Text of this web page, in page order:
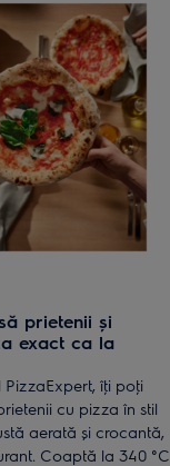
prietenii și
exact ca la
îţi poţi
cu pizza în stil
aerată și crocantă,
Coaptă la 340 °C